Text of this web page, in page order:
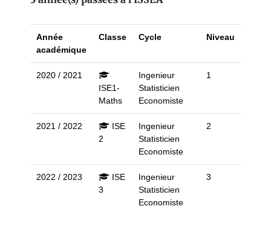
Année
académique
Classe Cycle Niveau
2020 / 2021
ISE1-
Maths
Ingenieur
Statisticien
Economiste
1
2021 / 2022
ISE
2
Ingenieur
Statisticien
Economiste
2
2022 / 2023
ISE
3
Ingenieur
Statisticien
Economiste
3